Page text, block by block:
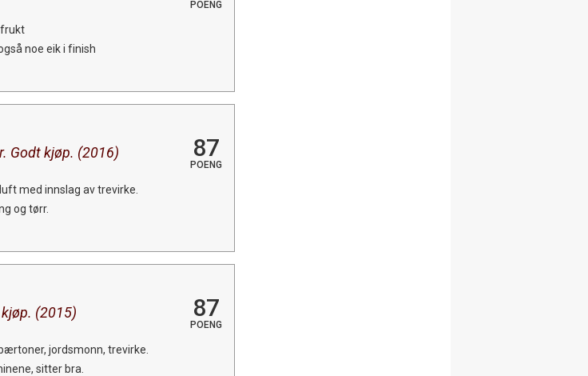
POENG
frukt
noe eik i finish
Godt kjøp. (2016) 87
POENG
med innslag av trevirke.
og tørr.
(2015) 87
POENG
jordsmonn, trevirke.
sitter bra.